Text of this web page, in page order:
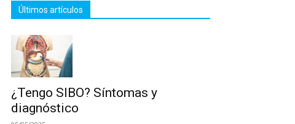
Últimos artículos
¿Tengo SIBO? Síntomas y
diagnóstico